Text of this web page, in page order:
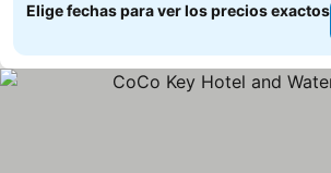
Elige fechas para ver los precios exactos